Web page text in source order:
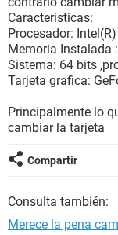
Caracteristicas:
Procesador:
Memoria Instalada
Sistema: 64 bits
Tarjeta grafica:
Principalmente lo
cambiar la tarjeta
Compartir
Consulta también:
Merece la pena